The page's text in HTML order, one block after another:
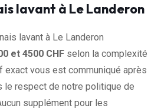
lavant à Le Landeron
lavant à Le Landeron
et 4500 CHF selon la complexité
exact vous est communiqué après
le respect de notre politique de
supplément pour les